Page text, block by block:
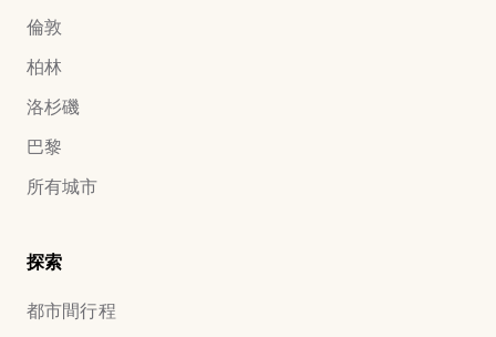
倫敦
柏林
洛杉磯
巴黎
所有城市
探索
都市間行程